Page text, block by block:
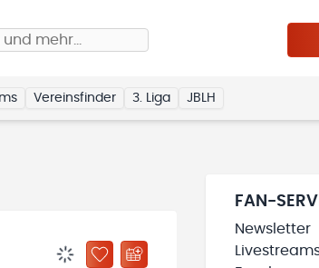
mehr…
Vereinsfinder 3. Liga JBLH
BENACHRICHTIGUNGSSTATUS WIRD
ZU „MEINE TEAMS“ HINZUFÜGEN
FAN-
Newsletter